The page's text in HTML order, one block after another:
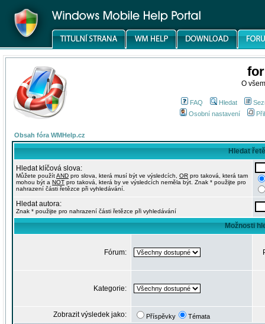
O
FAQ Hledat
Osobní nastavení
Obsah fóra WMHelp.cz
Hledat
Hledat klíčová slova:
Můžete použítAND pro slova, která musí být ve výsledcích, OR pro taková, která tam
mohou být a NOT pro taková, která by ve výsledcích neměla být. Znak * použijte pro
nahrazení části řetězce při vyhledávání.
Hledat autora:
Znak * použijte pro nahrazení části řetězce při vyhledávání
Možnosti
Fórum:
Kategorie:
Zobrazit výsledek jako: Příspěvky Témata